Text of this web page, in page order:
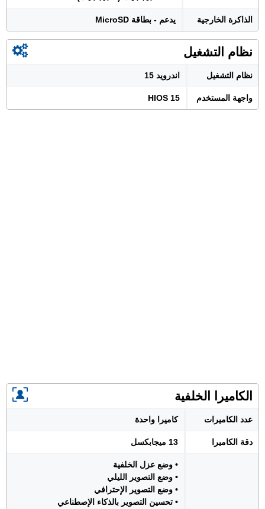
الذاكرة الخارجية يدعم - بطاقة MicroSD
نظام التشغيل
نظام التشغيل اندرويد 15
واجهة المستخدم HIOS 15
الكاميرا الخلفية
عدد الكاميرات كاميرا واحدة
دقة الكاميرا 13 ميجابكسل
• وضع عزل الخلفية
• وضع التصوير الليلي
• وضع التصوير الإحترافي
• تحسين التصوير بالذكاء الإصطناعي